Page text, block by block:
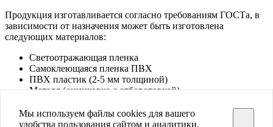
Продукция изготавливается согласно требованиям ГОСТа, в
зависимости от назначения может быть изготовлена
следующих материалов:
Светоотражающая пленка
Самоклеющаяся пленка ПВХ
ПВХ пластик (2-5 мм толщиной)
Металл (оцинковка с отборотовкой)
Знаков.нет
Купить дорожные знаки в Санкт-Петербурге
Мы используем файлы cookies для вашего
удобства пользования сайтом и аналитики.